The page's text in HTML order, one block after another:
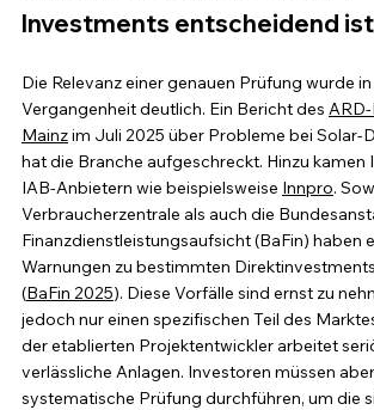
Investments entscheidend ist
Die Relevanz einer genauen Prüfung wurde
Vergangenheit deutlich. Ein Bericht des
Mainz im Juli 2025 über Probleme bei Solar-
hat die Branche aufgeschreckt. Hinzu kamen
IAB-Anbietern wie beispielsweise Innpro.
Verbraucherzentrale als auch die
Finanzdienstleistungsaufsicht (BaFin) haben
Warnungen zu bestimmten
(BaFin 2025). Diese Vorfälle sind ernst zu
jedoch nur einen spezifischen Teil des
der etablierten Projektentwickler arbeitet
verlässliche Anlagen. Investoren müssen
systematische Prüfung durchführen, um die